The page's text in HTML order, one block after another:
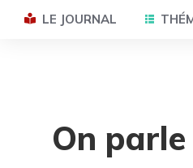
LE JOURNAL
On